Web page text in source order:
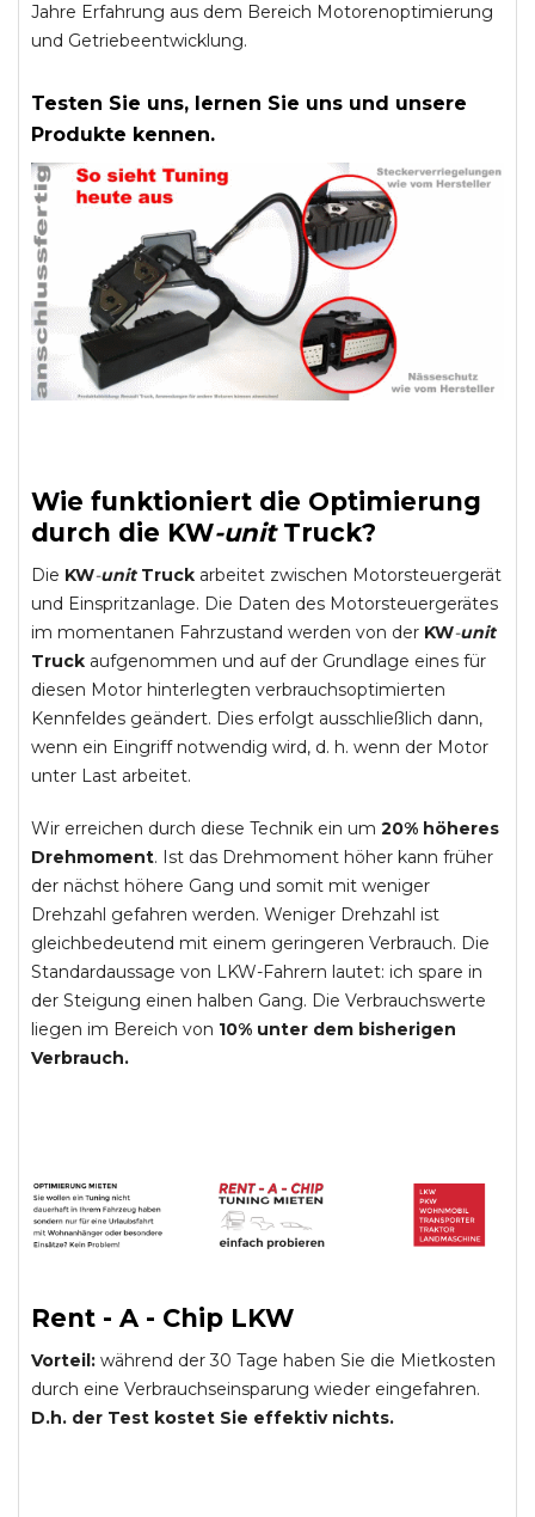
Jahre Erfahrung aus dem Bereich Motorenoptimierung
und Getriebeentwicklung.
Testen Sie uns, lernen Sie uns und unsere
Produkte kennen.
Wie funktioniert die Optimierung
durch die KW-unit Truck?
Die KW-unit Truck arbeitet zwischen Motorsteuergerät
und Einspritzanlage. Die Daten des Motorsteuergerätes
im momentanen Fahrzustand werden von der KW-unit
Truck aufgenommen und auf der Grundlage eines für
diesen Motor hinterlegten verbrauchsoptimierten
Kennfeldes geändert. Dies erfolgt ausschließlich dann,
wenn ein Eingriff notwendig wird, d. h. wenn der Motor
unter Last arbeitet.
Wir erreichen durch diese Technik ein um 20% höheres
Drehmoment. Ist das Drehmoment höher kann früher
der nächst höhere Gang und somit mit weniger
Drehzahl gefahren werden. Weniger Drehzahl ist
gleichbedeutend mit einem geringeren Verbrauch. Die
Standardaussage von LKW-Fahrern lautet: ich spare in
der Steigung einen halben Gang. Die Verbrauchswerte
liegen im Bereich von 10% unter dem bisherigen
Verbrauch.
Rent - A - Chip LKW
Vorteil: während der 30 Tage haben Sie die Mietkosten
durch eine Verbrauchseinsparung wieder eingefahren.
D.h. der Test kostet Sie effektiv nichts.